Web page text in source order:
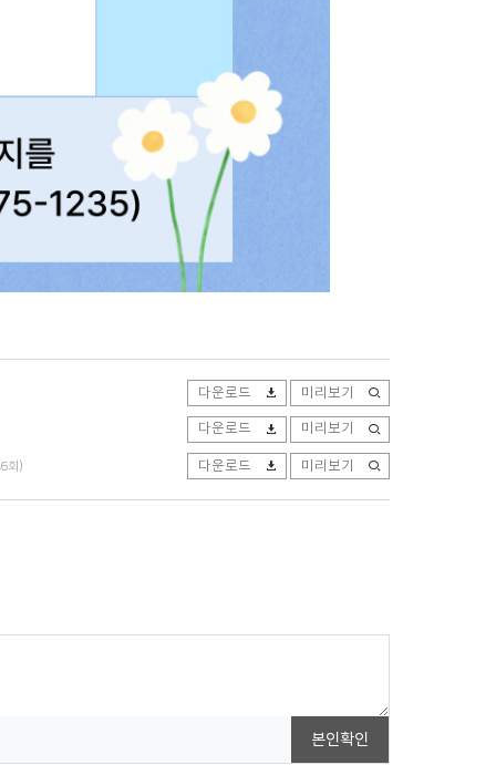
다운로드 미리보기
다운로드 미리보기
회) 다운로드 미리보기
본인확인